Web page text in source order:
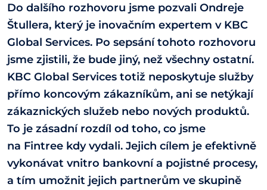
Do dalšího rozhovoru jsme pozvali Ondreje
Štullera, který je inovačním expertem v KBC
Global Services. Po sepsání tohoto rozhovoru
jsme zjistili, že bude jiný, než všechny ostatní.
KBC Global Services totiž neposkytuje služby
přímo koncovým zákazníkům, ani se netýkají
zákaznických služeb nebo nových produktů.
To je zásadní rozdíl od toho, co jsme
na Fintree kdy vydali. Jejich cílem je efektivně
vykonávat vnitro bankovní a pojistné procesy,
a tím umožnit jejich partnerům ve skupině